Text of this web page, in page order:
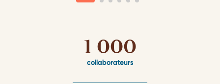
1 000
collaborateurs